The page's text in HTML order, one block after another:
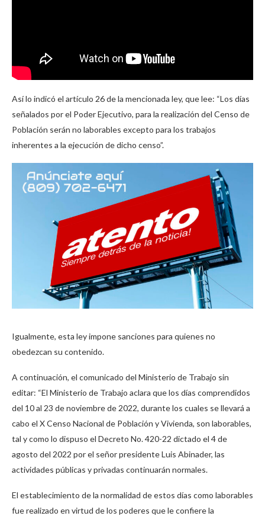
Así lo indicó el artículo 26 de la mencionada ley, que lee: “Los días
señalados por el Poder Ejecutivo, para la realización del Censo de
Población serán no laborables excepto para los trabajos
inherentes a la ejecución de dicho censo”.
Igualmente, esta ley impone sanciones para quienes no
obedezcan su contenido.
A continuación, el comunicado del Ministerio de Trabajo sin
editar: “El Ministerio de Trabajo aclara que los días comprendidos
del 10 al 23 de noviembre de 2022, durante los cuales se llevará a
cabo el X Censo Nacional de Población y Vivienda, son laborables,
tal y como lo dispuso el Decreto No. 420-22 dictado el 4 de
agosto del 2022 por el señor presidente Luis Abinader, las
actividades públicas y privadas continuarán normales.
El establecimiento de la normalidad de estos días como laborables
fue realizado en virtud de los poderes que le confiere la